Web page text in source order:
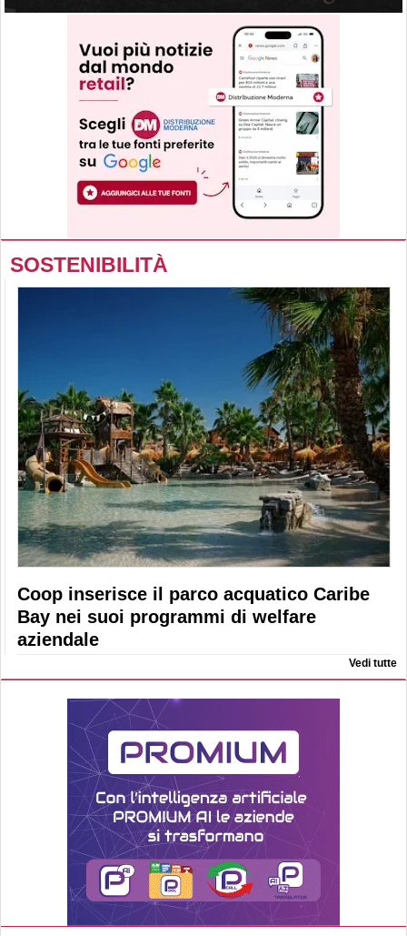
SOSTENIBILITÀ
Coop inserisce il parco acquatico Caribe
Bay nei suoi programmi di welfare
aziendale
Vedi tutte